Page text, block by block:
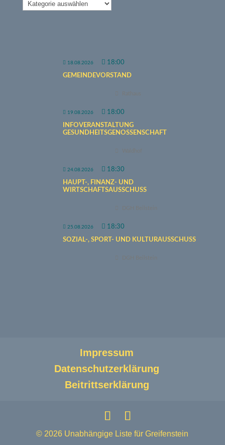
18.08.2026
18:00
GEMEINDEVORSTAND
19.08.2026
18:00
INFOVERANSTALTUNG
GESUNDHEITSGENOSSENSCHAFT
Waldhof
24.08.2026
18:30
HAUPT-, FINANZ- UND
WIRTSCHAFTSAUSSCHUSS
DGH Beilstein
25.08.2026
18:30
SOZIAL-, SPORT- UND KULTURAUSSCHUSS
DGH Beilstein
Impressum
Datenschutzerklärung
Beitrittserklärung
© 2026 Unabhängige Liste für Greifenstein